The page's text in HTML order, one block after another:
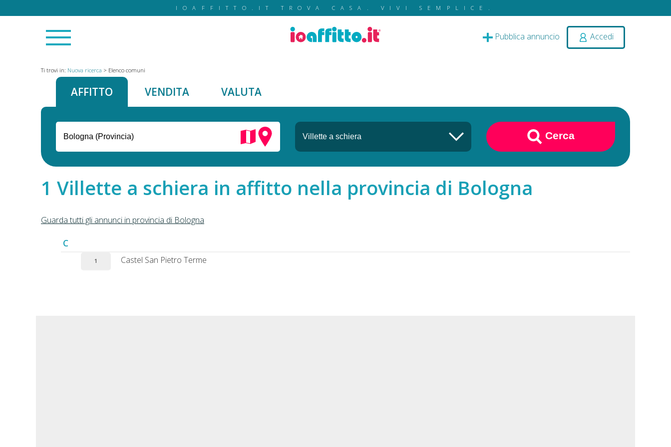
IOAFFITTO.IT TROVA CASA. VIVI SEMPLICE.
Pubblica annuncio Accedi
Ti trovi in: Nuova ricerca > Elenco comuni
AFFITTO VENDITA VALUTA
Cerca
Villette a schiera in affitto nella provincia di Bologna
Guarda tutti gli annunci in provincia di Bologna
C
1 Castel San Pietro Terme